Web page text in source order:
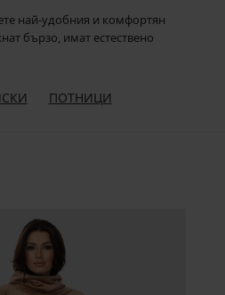
най-удобния и комфортян
бързо, имат естествено
ПОТНИЦИ